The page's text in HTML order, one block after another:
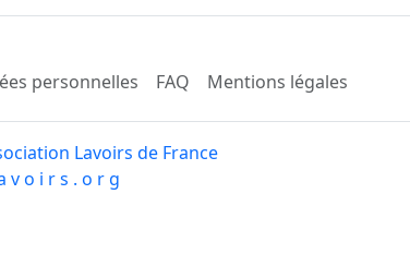
personnelles FAQ Mentions légales
Lavoirs de France
v o i r s . o r g